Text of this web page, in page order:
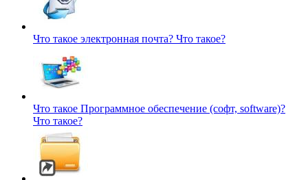
Что такое электронная почта? Что такое?
Что такое Программное обеспечение (софт, software)?
Что такое?